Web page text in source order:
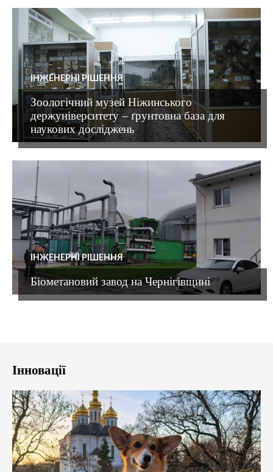
ІНЖЕНЕРНІ РІШЕННЯ
Зоологічний музей Ніжинського
держуніверситету – ґрунтовна база для
наукових досліджень
ІНЖЕНЕРНІ РІШЕННЯ
Біометановий завод на Чернігівщині
Інновації